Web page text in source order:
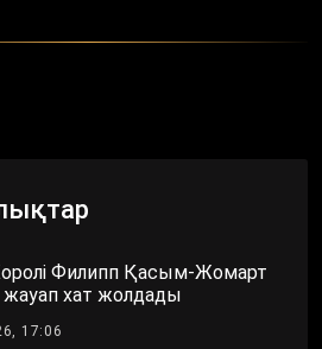
Филипп Қасым-Жомарт
хат жолдады
17:06